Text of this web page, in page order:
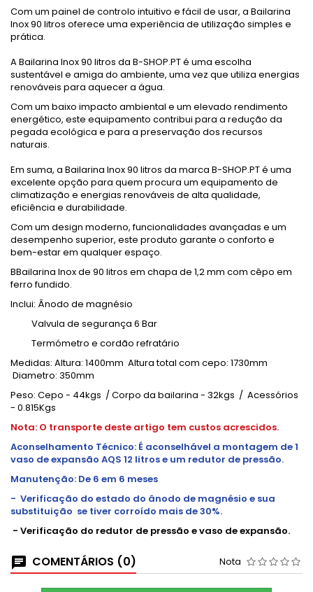
Com um painel de controlo intuitivo e fácil de usar, a Bailarina
Inox 90 litros oferece uma experiência de utilização simples e
prática.
A Bailarina Inox 90 litros da B-SHOP.PT é uma escolha
sustentável e amiga do ambiente, uma vez que utiliza energias
renováveis para aquecer a água.
Com um baixo impacto ambiental e um elevado rendimento
energético, este equipamento contribui para a redução da
pegada ecológica e para a preservação dos recursos
naturais.
Em suma, a Bailarina Inox 90 litros da marca B-SHOP.PT é uma
excelente opção para quem procura um equipamento de
climatização e energias renováveis de alta qualidade,
eficiência e durabilidade.
Com um design moderno, funcionalidades avançadas e um
desempenho superior, este produto garante o conforto e
bem-estar em qualquer espaço.
BBailarina Inox de 90 litros em chapa de 1,2 mm com cêpo em
ferro fundido.
Inclui: Ânodo de magnésio
Valvula de segurança 6 Bar
Termómetro e cordão refratário
Medidas: Altura: 1400mm Altura total com cepo: 1730mm
Diametro: 350mm
Peso: Cepo - 44kgs / Corpo da bailarina - 32kgs / Acessórios
- 0.815Kgs
Nota: O transporte deste artigo tem custos acrescidos.
Aconselhamento Técnico: É aconselhável a montagem de 1
vaso de expansão AQS 12 litros e um redutor de pressão.
Manutenção: De 6 em 6 meses
- Verificação do estado do ânodo de magnésio e sua
substituição se tiver corroído mais de 30%.
- Verificação do redutor de pressão e vaso de expansão.
COMENTÁRIOS (0) Nota